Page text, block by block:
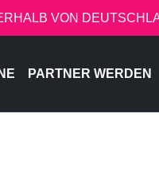
VON
PARTNER WERDEN